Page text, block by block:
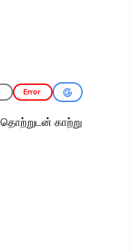
Error
தொற்றுடன் காற்று